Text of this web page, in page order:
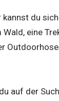
du
eine
auf der